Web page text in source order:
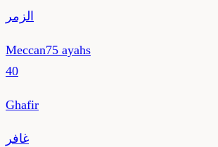
الزمر
Meccan75 ayahs
40
Ghafir
غافر